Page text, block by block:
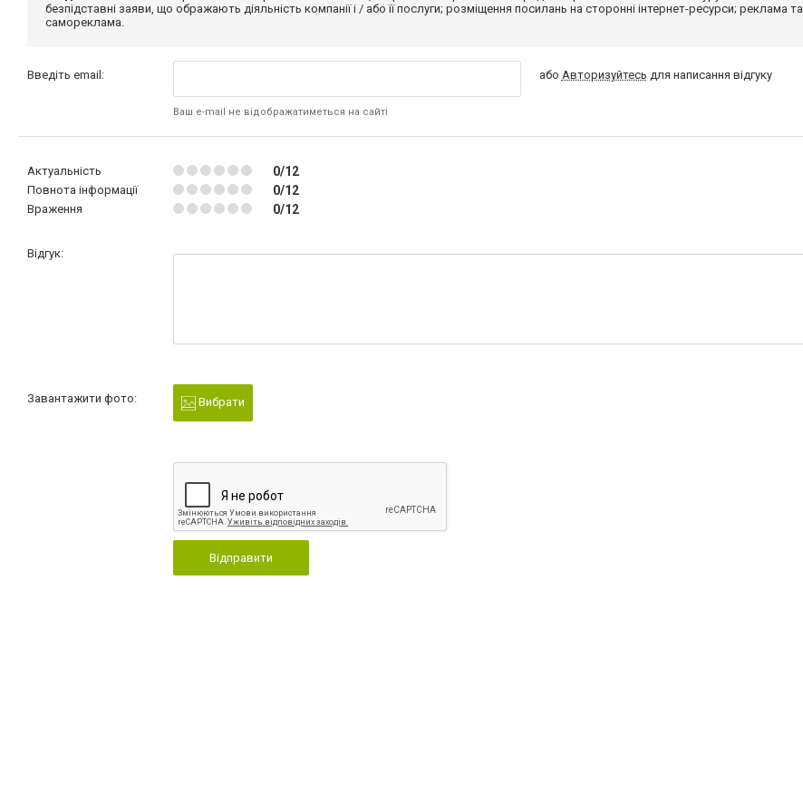
безпідставні заяви, що ображають діяльність компанії і / або її послуги; розміщення посилань на сторонні інтернет-ресурси; реклама та
самореклама.
Введіть email:
Ваш e-mail не відображатиметься на сайті
або Авторизуйтесь для написання відгуку
Актуальність 0/12
Повнота інформації 0/12
Враження 0/12
Відгук:
Завантажити фото: Вибрати
Відправити